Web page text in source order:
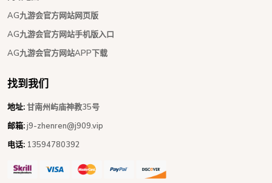
AG九游会官方网站网页版
AG九游会官方网站手机版入口
AG九游会官方网站APP下载
找到我们
地址:甘南州屿庙神教35号
邮箱:j9-zhenren@j909.vip
电话: 13594780392